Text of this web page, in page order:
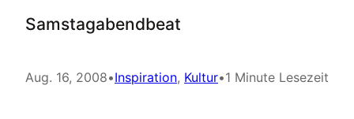
Samstagabendbeat
Aug. 16, 2008•Inspiration, Kultur•1 Minute Lesezeit